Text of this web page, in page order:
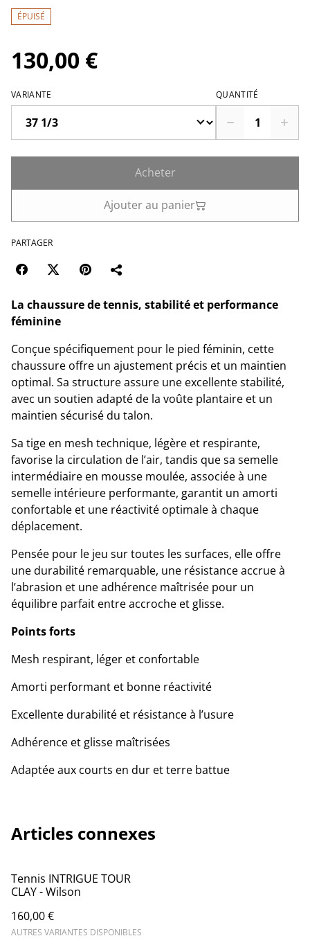
ÉPUISÉ
130,00 €
VARIANTE QUANTITÉ
Acheter
Ajouter au panier
PARTAGER
La chaussure de tennis, stabilité et performance
féminine
Conçue spécifiquement pour le pied féminin, cette
chaussure offre un ajustement précis et un maintien
optimal. Sa structure assure une excellente stabilité,
avec un soutien adapté de la voûte plantaire et un
maintien sécurisé du talon.
Sa tige en mesh technique, légère et respirante,
favorise la circulation de l’air, tandis que sa semelle
intermédiaire en mousse moulée, associée à une
semelle intérieure performante, garantit un amorti
confortable et une réactivité optimale à chaque
déplacement.
Pensée pour le jeu sur toutes les surfaces, elle offre
une durabilité remarquable, une résistance accrue à
l’abrasion et une adhérence maîtrisée pour un
équilibre parfait entre accroche et glisse.
Points forts
Mesh respirant, léger et confortable
Amorti performant et bonne réactivité
Excellente durabilité et résistance à l’usure
Adhérence et glisse maîtrisées
Adaptée aux courts en dur et terre battue
Articles connexes
Tennis INTRIGUE TOUR
CLAY - Wilson
160,00 €
AUTRES VARIANTES DISPONIBLES